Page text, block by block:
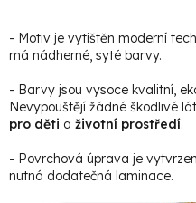
- Motiv je vytištěn moderní
má nádherné, syté barvy.
- Barvy jsou vysoce kvalitní,
Nevypouštějí žádné škodlivé
pro děti a životní prostředí.
- Povrchová úprava je
nutná dodatečná laminace.